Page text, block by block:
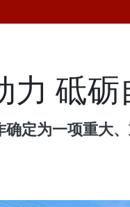
力 砥
定为一项重大